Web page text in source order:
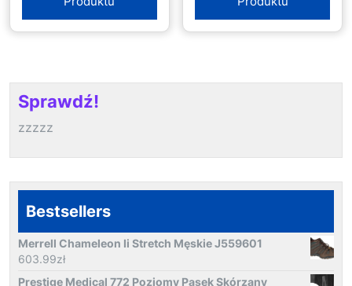
Sprawdź!
zzzzz
Bestsellers
Merrell Chameleon Ii Stretch Męskie J559601
603.99zł
Prestige Medical 772 Poziomy Pasek Skórzany